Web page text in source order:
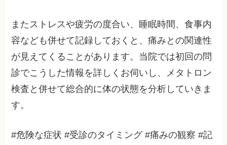
またストレスや疲労の度合い、睡眠時間、食事内
容なども併せて記録しておくと、痛みとの関連性
が見えてくることがあります。当院では初回の問
診でこうした情報を詳しくお伺いし、メタトロン
検査と併せて総合的に体の状態を分析していきま
す。
#危険な症状 #受診のタイミング #痛みの観察 #記